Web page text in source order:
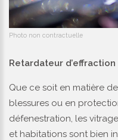
Photo non contractuelle
Retardateur d’effraction
Que ce soit en matière
blessures ou en
défenestration, les
et habitations sont bien